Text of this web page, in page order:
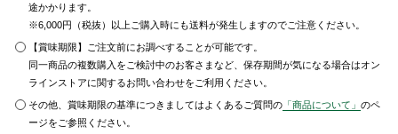
途かかります。
※6,000円（税抜）以上ご購入時にも送料が発生しますのでご注意ください。
【賞味期限】ご注文前にお調べすることが可能です。
同一商品の複数購入をご検討中のお客さまなど、保存期間が気になる場合はオン
ラインストアに関するお問い合わせをご利用ください。
その他、賞味期限の基準につきましてはよくあるご質問の 「商品について」のペ
ージをご参照ください。